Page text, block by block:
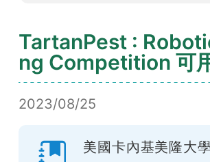
TartanPest :
ng Competition 可
2023/08/25
美國卡內基美隆大